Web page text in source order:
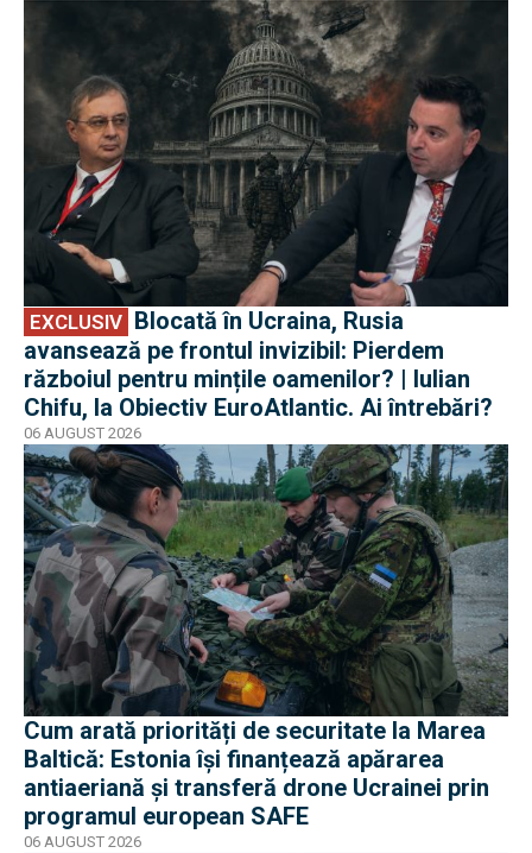
EXCLUSIV
avansează pe frontul invizibil: Pierdem
războiul pentru mințile oamenilor? | Iulian
Chifu, la Obiectiv EuroAtlantic. Ai întrebări?
06 AUGUST 2026
Cum arată priorități de securitate la Marea
Baltică: Estonia își finanțează apărarea
antiaeriană și transferă drone Ucrainei prin
programul european SAFE
06 AUGUST 2026